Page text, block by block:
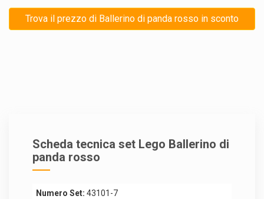
Trova il prezzo di Ballerino di panda rosso in sconto
Scheda tecnica set Lego Ballerino di
panda rosso
Numero Set: 43101-7